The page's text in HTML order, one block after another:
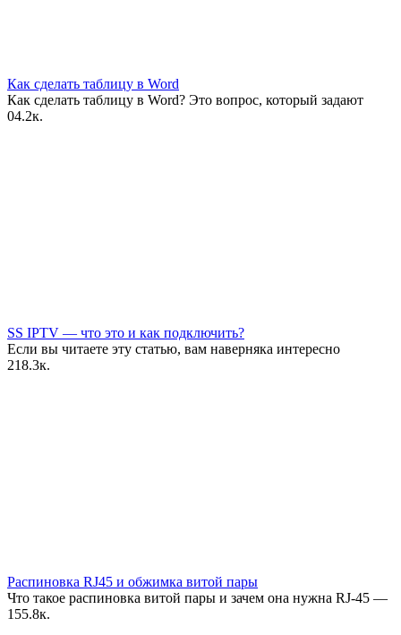
Как сделать таблицу в Word
Как сделать таблицу в Word? Это вопрос, который задают
04.2к.
SS IPTV — что это и как подключить?
Если вы читаете эту статью, вам наверняка интересно
218.3к.
Распиновка RJ45 и обжимка витой пары
Что такое распиновка витой пары и зачем она нужна RJ-45 —
1 55.8к.